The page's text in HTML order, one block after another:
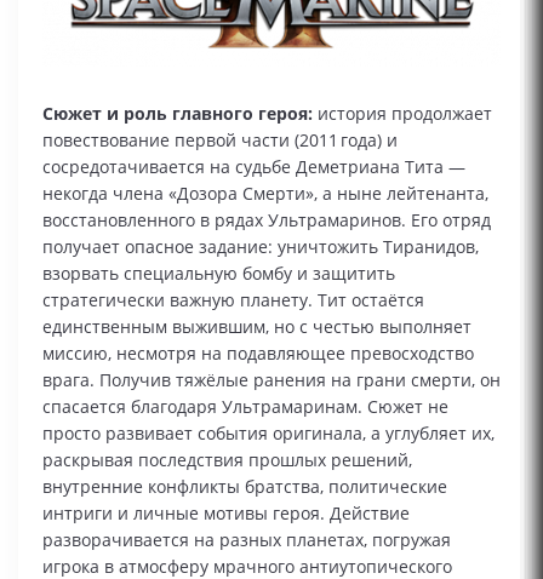
Сюжет и роль главного героя: история продолжает
повествование первой части (2011 года) и
сосредотачивается на судьбе Деметриана Тита —
некогда члена «Дозора Смерти», а ныне лейтенанта,
восстановленного в рядах Ультрамаринов. Его отряд
получает опасное задание: уничтожить Тиранидов,
взорвать специальную бомбу и защитить
стратегически важную планету. Тит остаётся
единственным выжившим, но с честью выполняет
миссию, несмотря на подавляющее превосходство
врага. Получив тяжёлые ранения на грани смерти, он
спасается благодаря Ультрамаринам. Сюжет не
просто развивает события оригинала, а углубляет их,
раскрывая последствия прошлых решений,
внутренние конфликты братства, политические
интриги и личные мотивы героя. Действие
разворачивается на разных планетах, погружая
игрока в атмосферу мрачного антиутопического